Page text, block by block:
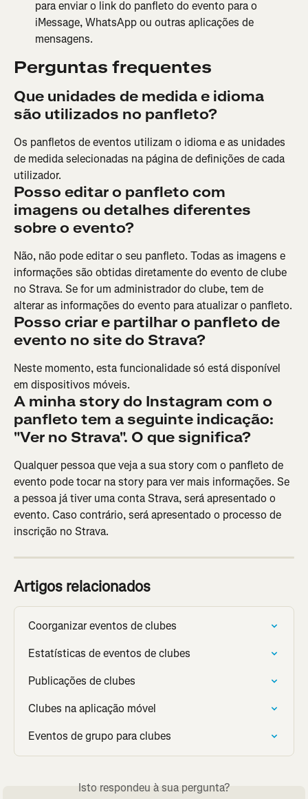
para enviar o link do panfleto do evento para o
iMessage, WhatsApp ou outras aplicações de
mensagens.
Perguntas frequentes
Que unidades de medida e idioma
são utilizados no panfleto?
Os panfletos de eventos utilizam o idioma e as unidades
de medida selecionadas na página de definições de cada
utilizador.
Posso editar o panfleto com
imagens ou detalhes diferentes
sobre o evento?
Não, não pode editar o seu panfleto. Todas as imagens e
informações são obtidas diretamente do evento de clube
no Strava. Se for um administrador do clube, tem de
alterar as informações do evento para atualizar o panfleto.
Posso criar e partilhar o panfleto de
evento no site do Strava?
Neste momento, esta funcionalidade só está disponível
em dispositivos móveis.
A minha story do Instagram com o
panfleto tem a seguinte indicação:
"Ver no Strava". O que significa?
Qualquer pessoa que veja a sua story com o panfleto de
evento pode tocar na story para ver mais informações. Se
a pessoa já tiver uma conta Strava, será apresentado o
evento. Caso contrário, será apresentado o processo de
inscrição no Strava.
Artigos relacionados
Coorganizar eventos de clubes
Estatísticas de eventos de clubes
Publicações de clubes
Clubes na aplicação móvel
Eventos de grupo para clubes
Isto respondeu à sua pergunta?